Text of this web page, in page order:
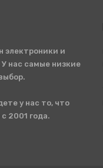
электроники и
нас самые низкие
у нас то, что
2001 года.